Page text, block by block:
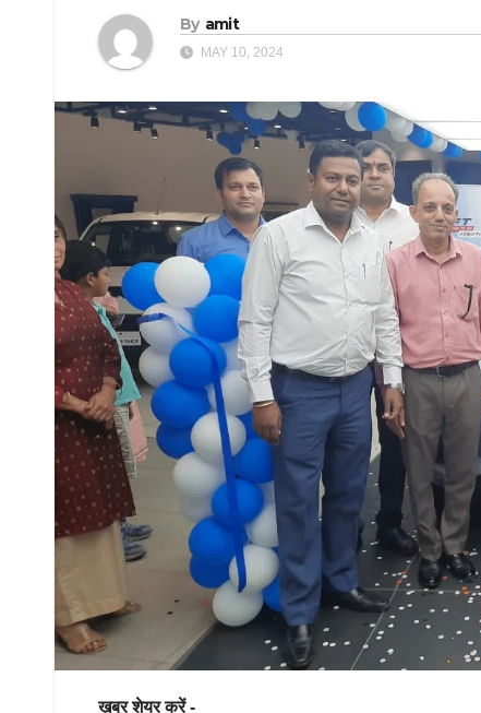
By amit
MAY 10, 2024
ख़बर शेयर करें -